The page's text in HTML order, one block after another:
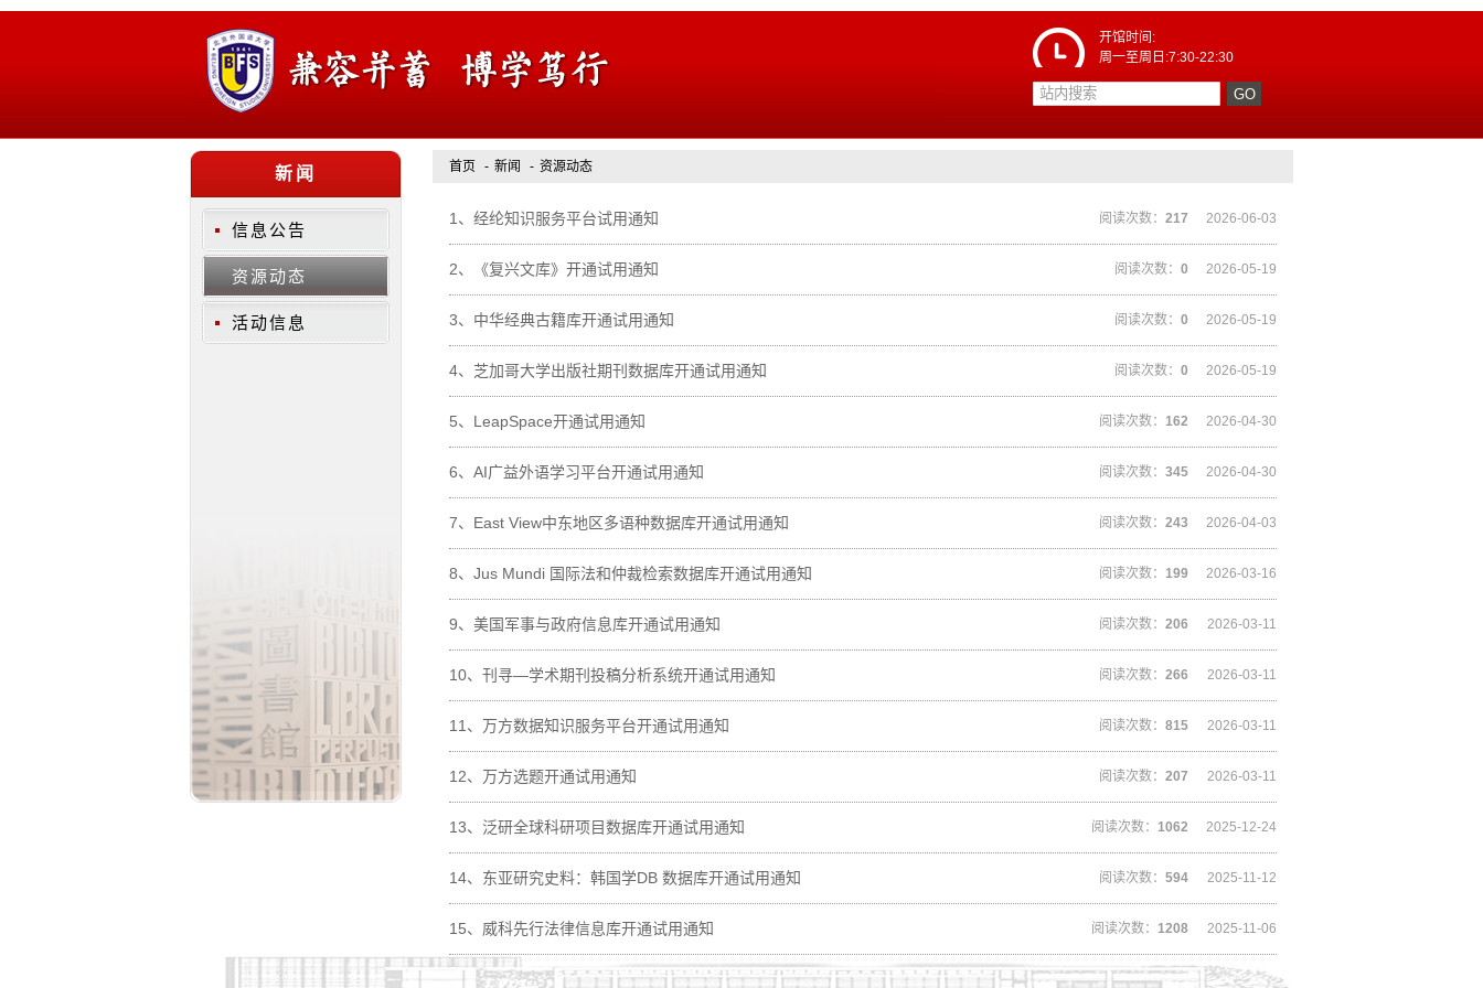
开馆时间:
周一至周日:7:30-22:30
新闻
信息公告
资源动态
活动信息
首页 - 新闻 - 资源动态
1、 经纶知识服务平台试用通知 2026-06-03
阅读次数： 217
2、 《复兴文库》开通试用通知 2026-05-19
阅读次数： 0
3、 中华经典古籍库开通试用通知 2026-05-19
阅读次数： 0
4、 芝加哥大学出版社期刊数据库开通试用通知 2026-05-19
阅读次数： 0
5、 LeapSpace开通试用通知 2026-04-30
阅读次数： 162
6、 AI广益外语学习平台开通试用通知 2026-04-30
阅读次数： 345
7、 East View中东地区多语种数据库开通试用通知 2026-04-03
阅读次数： 243
8、 Jus Mundi 国际法和仲裁检索数据库开通试用通知 2026-03-16
阅读次数： 199
9、 美国军事与政府信息库开通试用通知 2026-03-11
阅读次数： 206
10、 刊寻—学术期刊投稿分析系统开通试用通知 2026-03-11
阅读次数： 266
11、 万方数据知识服务平台开通试用通知 2026-03-11
阅读次数： 815
12、 万方选题开通试用通知 2026-03-11
阅读次数： 207
13、 泛研全球科研项目数据库开通试用通知 2025-12-24
阅读次数： 1062
14、 东亚研究史料：韩国学DB 数据库开通试用通知 2025-11-12
阅读次数： 594
15、 威科先行法律信息库开通试用通知 2025-11-06
阅读次数： 1208